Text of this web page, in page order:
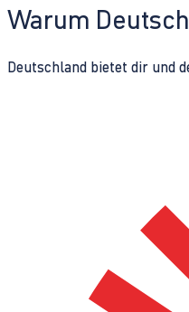
Warum
Deutschland bietet dir und